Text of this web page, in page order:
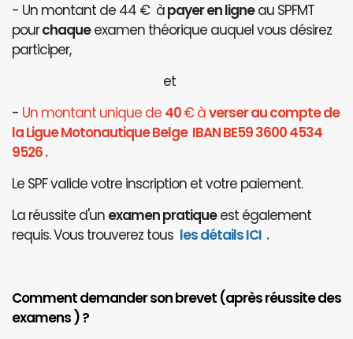
- Un montant de 44 € àpayer en ligneau SPFMT
pourchaqueexamen théorique auquel vous désirez
participer,
et
- Un montant unique de 40€ àverser au compte de
la Ligue Motonautique Belge IBAN BE59 3600 4534
9526 .
Le SPF valide votre inscription et votre paiement.
La réussite d'un examen pratiqueest également
requis. Vous trouverez tous les détails ICI .
Comment demander son brevet (après réussite des
examens ) ?